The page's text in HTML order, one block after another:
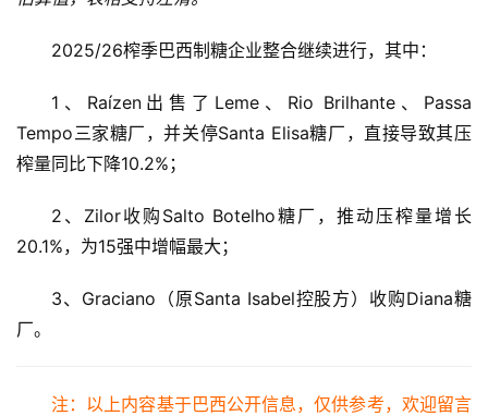
频
道
产
2025/26榨季巴西制糖企业整合继续进行，其中：
1、Raízen出售了Leme、Rio Brilhante、Passa
Tempo三家糖厂，并关停Santa Elisa糖厂，直接导致其压
榨量同比下降10.2%；
2、Zilor收购Salto Botelho糖厂，推动压榨量增长
20.1%，为15强中增幅最大；
3、Graciano（原Santa Isabel控股方）收购Diana糖
厂。
注：以上内容基于巴西公开信息，仅供参考，欢迎留言